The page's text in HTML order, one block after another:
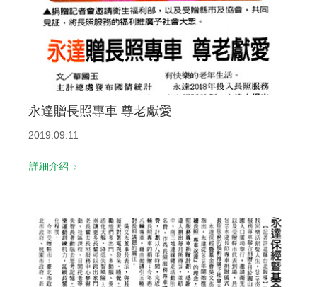
永達贈長照專車 尊老獻愛
2019.09.11
詳細介紹